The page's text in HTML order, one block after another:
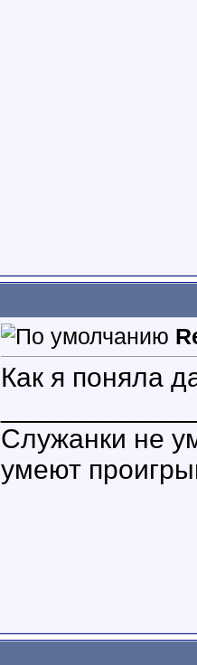
Как я поняла
Служанки не
умеют